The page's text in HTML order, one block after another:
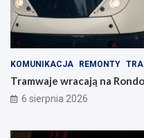
KOMUNIKACJA REMONTY
Tramwaje wracają na
6 sierpnia 2026